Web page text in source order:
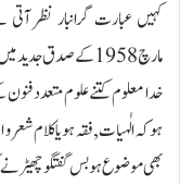
مارچ 1958 کے صدق جدید میں لکھتے ہیں
خدا معلوم کتنے علوم متعدد
ہوکہ الٰہیات ,فقہ ہویا کلام
بھی موضوع ہو بس گفتگو چھیڑنے